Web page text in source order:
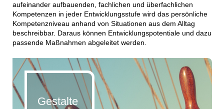
aufeinander aufbauenden, fachlichen und überfachlichen
Kompetenzen in jeder Entwicklungsstufe wird das persönliche
Kompetenzniveau anhand von Situationen aus dem Alltag
beschreibbar. Daraus können Entwicklungspotentiale und dazu
passende Maßnahmen abgeleitet werden.
Gestalte